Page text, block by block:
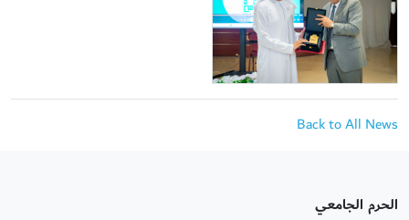
Back to All News
الحرم الجامعي